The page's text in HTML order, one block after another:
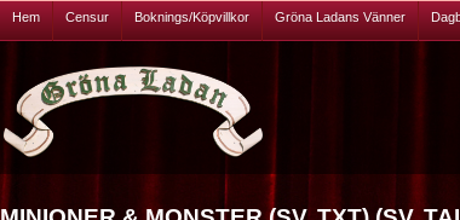
Hem Censur Boknings/Köpvillkor Gröna Ladans Vänner